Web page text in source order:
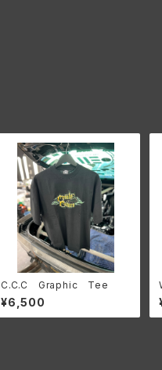
C.C.C Graphic Tee
¥6,500